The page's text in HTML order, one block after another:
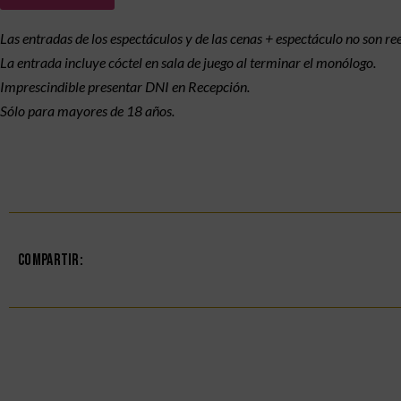
Las entradas de los espectáculos y de las cenas + espectáculo no son
La entrada incluye cóctel en sala de juego al terminar el monólogo.
Imprescindible presentar DNI en Recepción.
Sólo para mayores de 18 años.
Compartir: